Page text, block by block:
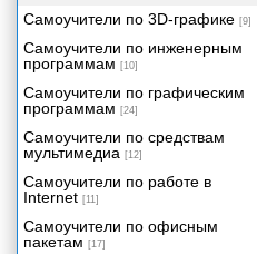
Массивы с индексацией
элементов в заданном
интервале. Цикл For-Each.
Многомерные массивы.
Процедуры и функции.
Функции
Процедуры. Преждевременный
выход из функций или
процедур.
процедурам. Процедуры и
функции с необязательными
Самоучители по 3D-графике [9]
Самоучители по инженерным
программам [10]
Самоучители по графическим
программам [24]
Самоучители по средствам
мультимедиа [12]
Самоучители по работе в
Internet [11]
Самоучители по офисным
пакетам [17]